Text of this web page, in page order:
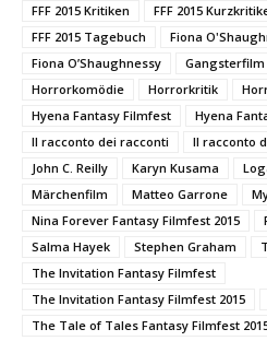
FFF 2015 Kritiken
FFF 2015
FFF 2015 Tagebuch
Fiona
Fiona O’Shaughnessy
Gangsterfilm
Horrorkomödie
Horrorkritik
Hyena Fantasy Filmfest
Hyena
Il racconto dei racconti
Il racconto
John C. Reilly
Karyn Kusama
Märchenfilm
Matteo Garrone
Nina Forever Fantasy Filmfest 2015
Salma Hayek
Stephen Graham
The Invitation Fantasy Filmfest
The Invitation Fantasy Filmfest 2015
The Tale of Tales Fantasy Filmfest